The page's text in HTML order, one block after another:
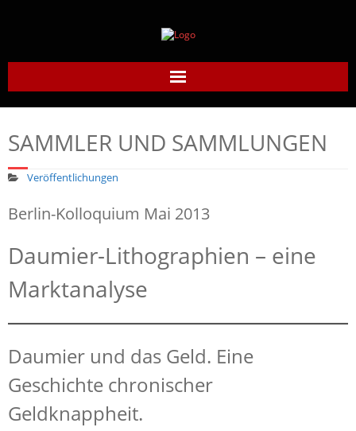
Home
Daumier-Gesellschaft
SAMMLER UND SAMMLUNGEN
Veröffentlichungen
Berlin-Kolloquium Mai 2013
Daumier-Lithographien – eine
Marktanalyse
Daumier und das Geld. Eine
Geschichte chronischer
Geldknappheit.